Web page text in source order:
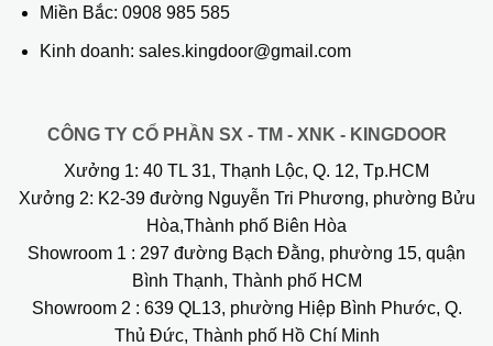
Miền Bắc: 0908 985 585
Kinh doanh: sales.kingdoor@gmail.com
CÔNG TY CỔ PHẦN SX - TM - XNK - KINGDOOR
Xưởng 1: 40 TL 31, Thạnh Lộc, Q. 12, Tp.HCM
Xưởng 2: K2-39 đường Nguyễn Tri Phương, phường Bửu
Hòa,Thành phố Biên Hòa
Showroom 1 : 297 đường Bạch Đằng, phường 15, quận
Bình Thạnh, Thành phố HCM
Showroom 2 : 639 QL13, phường Hiệp Bình Phước, Q.
Thủ Đức, Thành phố Hồ Chí Minh